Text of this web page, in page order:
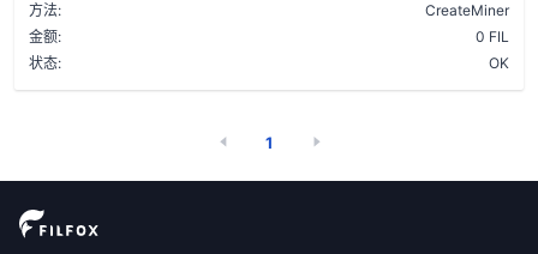
方法:
CreateMiner
金额:
0 FIL
状态:
OK
1